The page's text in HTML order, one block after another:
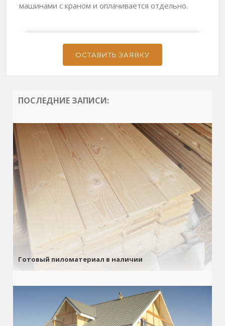
машинами с краном и оплачивается отдельно.
ОСТАВИТЬ ЗАЯВКУ
ПОСЛЕДНИЕ ЗАПИСИ:
Готовый пиломатериал в наличии